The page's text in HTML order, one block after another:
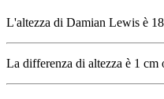
L'altezza di Damian Lewis è
La differenza di altezza è 1 cm